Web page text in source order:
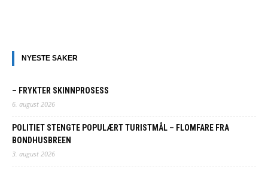
NYESTE SAKER
– FRYKTER SKINNPROSESS
6. august 2026
POLITIET STENGTE POPULÆRT TURISTMÅL – FLOMFARE FRA
BONDHUSBREEN
3. august 2026